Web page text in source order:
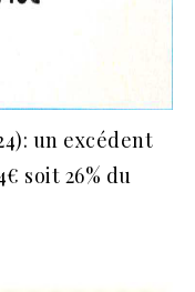
un excédent
soit 26% du